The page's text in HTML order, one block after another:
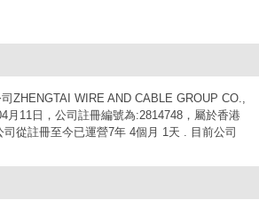
ZHENGTAI WIRE AND CABLE GROUP CO.,
月11日，公司註冊編號為:2814748，屬於香港
從註冊至今已運營7年 4個月 1天 . 目前公司